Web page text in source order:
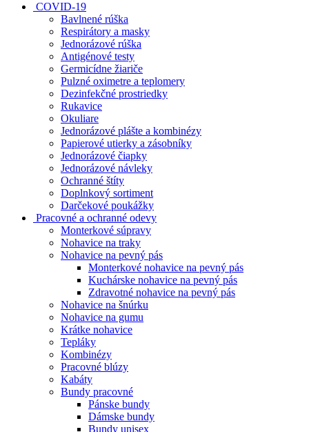
COVID-19
Bavlnené rúška
Respirátory a masky
Jednorázové rúška
Antigénové testy
Germicídne žiariče
Pulzné oximetre a teplomery
Dezinfekčné prostriedky
Rukavice
Okuliare
Jednorázové plášte a kombinézy
Papierové utierky a zásobníky
Jednorázové čiapky
Jednorázové návleky
Ochranné štíty
Doplnkový sortiment
Darčekové poukážky
Pracovné a ochranné odevy
Monterkové súpravy
Nohavice na traky
Nohavice na pevný pás
Monterkové nohavice na pevný pás
Kuchárske nohavice na pevný pás
Zdravotné nohavice na pevný pás
Nohavice na šnúrku
Nohavice na gumu
Krátke nohavice
Tepláky
Kombinézy
Pracovné blúzy
Kabáty
Bundy pracovné
Pánske bundy
Dámske bundy
Bundy unisex